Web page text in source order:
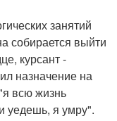
занятий
собирается выйти
курсант -
назначение на
всю жизнь
уедешь, я умру".